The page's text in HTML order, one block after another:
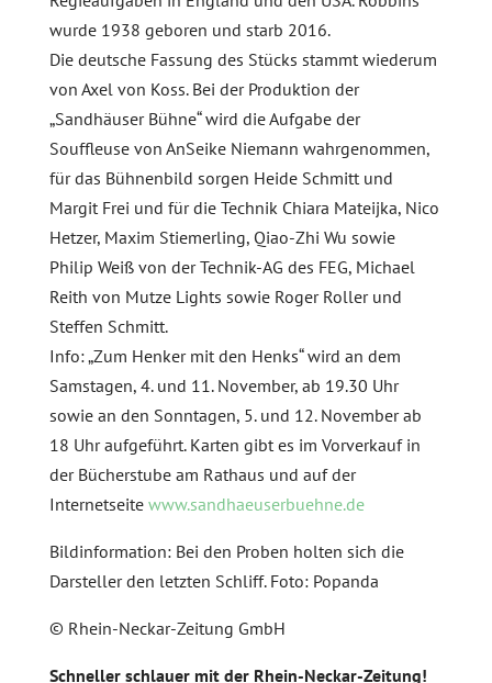
wurde 1938 geboren und starb 2016.
Die deutsche Fassung des Stücks stammt wiederum
von Axel von Koss. Bei der Produktion der
„Sandhäuser Bühne“ wird die Aufgabe der
Souffleuse von AnSeike Niemann wahrgenommen,
für das Bühnenbild sorgen Heide Schmitt und
Margit Frei und für die Technik Chiara Mateijka, Nico
Hetzer, Maxim Stiemerling, Qiao-Zhi Wu sowie
Philip Weiß von der Technik-AG des FEG, Michael
Reith von Mutze Lights sowie Roger Roller und
Steffen Schmitt.
Info: „Zum Henker mit den Henks“ wird an dem
Samstagen, 4. und 11. November, ab 19.30 Uhr
sowie an den Sonntagen, 5. und 12. November ab
18 Uhr aufgeführt. Karten gibt es im Vorverkauf in
der Bücherstube am Rathaus und auf der
Internetseite www.sandhaeuserbuehne.de
Bildinformation: Bei den Proben holten sich die
Darsteller den letzten Schliff. Foto: Popanda
© Rhein-Neckar-Zeitung GmbH
Schneller schlauer mit der Rhein-Neckar-Zeitung!